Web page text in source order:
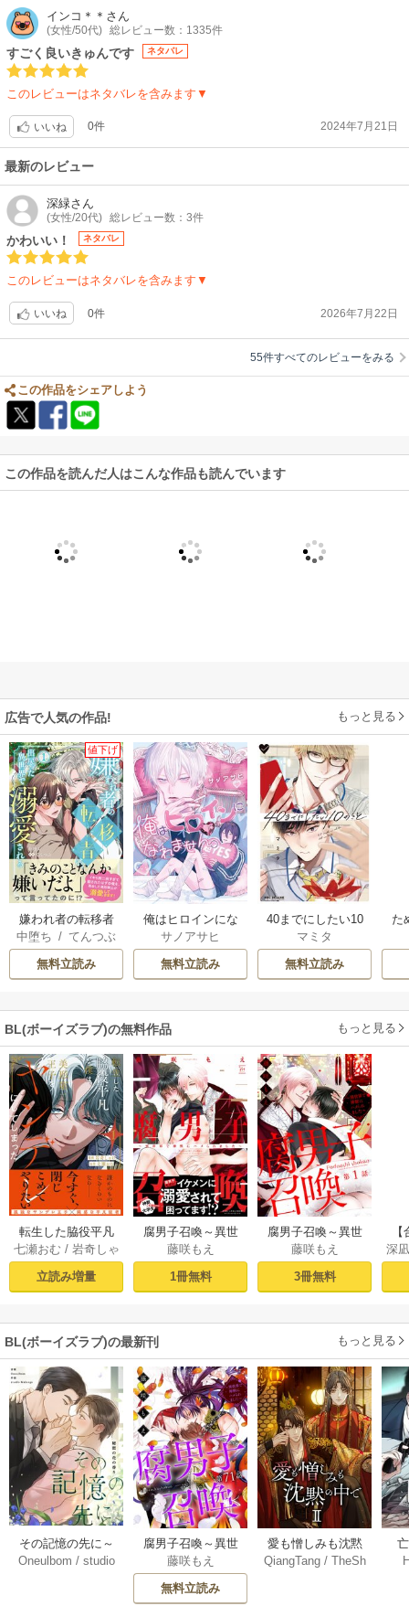
そして美人と来た！！！好きなパターンです
続き早くぅ〜
ひなたが可愛すぎてヤバい
初心なのにお兄ちゃんぶるところも可愛い
失恋したけど、報われてほんとうに良かった
ときは、喋りは乱暴な感じだけど、すごく優しい
お似合いカプ
インコ＊＊ さん
(女性/50代) 総レビュー数：1335件
すごく良いきゅんです ネタバレ
このレビューはネタバレを含みます▼
いいね 0件 2024年7月21日
最新のレビュー
深緑さん
(女性/20代) 総レビュー数：3件
かわいい！ ネタバレ
このレビューはネタバレを含みます▼
いいね 0件 2026年7月22日
55件すべてのレビューをみる
この作品をシェアしよう
この作品を読んだ人はこんな作品も読んでいます
広告で人気の作品! もっと見る
値下げ
嫌われ者の転移者
は、出戻った異世
界で溺愛される
中堕ち /てんつぶ
無料立読み
俺はヒロインにな
れません。
サノアサヒ
無料立読み
40までにしたい10
のこと
マミタ
無料立読み
た
BL(ボーイズラブ)の無料作品 もっと見る
転生した脇役平凡
な僕は、美形第二
王子をヤンデレに
してしまった１
版】
七瀬おむ / 岩奇しゃ
立読み増量
腐男子召喚～異世
界で神獣にハメら
れました～ 【電子
コミック限定特典
藤咲もえ
1冊無料
腐男子召喚～異世
界で神獣にハメら
れました～ 分冊版
： 1
藤咲もえ
3冊無料
ラ
深
BL(ボーイズラブ)の最新刊 もっと見る
その記憶の先に～
秘密の花の香り～
Oneulbom / studio
腐男子召喚～異世
界で神獣にハメら
れました～ 分冊版
71巻
藤咲もえ
無料立読み
愛も憎しみも沈黙
の中で【タテヨ
QiangTang/ TheSh